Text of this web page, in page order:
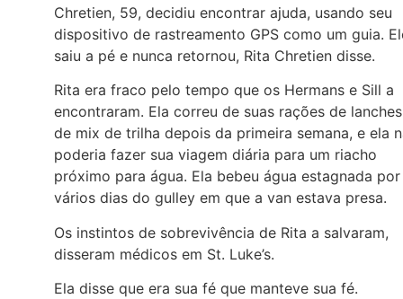
Chretien, 59, decidiu encontrar ajuda, usando seu
dispositivo de rastreamento GPS como um guia.
saiu a pé e nunca retornou, Rita Chretien disse.
Rita era fraco pelo tempo que os Hermans e Sill a
encontraram. Ela correu de suas rações de lanches
de mix de trilha depois da primeira semana, e ela
poderia fazer sua viagem diária para um riacho
próximo para água. Ela bebeu água estagnada por
vários dias do gulley em que a van estava presa.
Os instintos de sobrevivência de Rita a salvaram,
disseram médicos em St. Luke’s.
Ela disse que era sua fé que manteve sua fé.